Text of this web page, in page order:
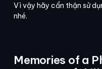
Vì vậy hãy cẩn thận sử
nhé.
Memories of a